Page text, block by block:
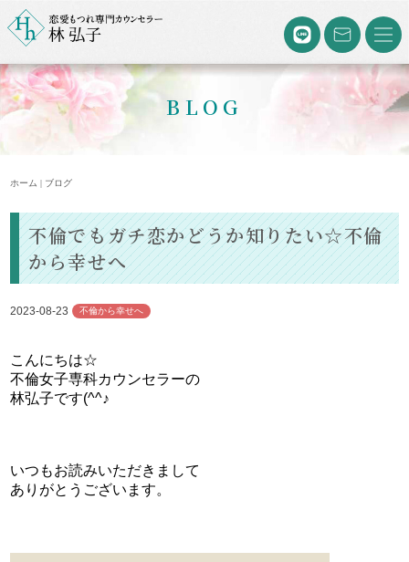
BLOG
ホーム | ブログ
不倫でもガチ恋かどうか知りたい☆不倫
から幸せへ
2023-08-23 不倫から幸せへ
こんにちは☆
不倫女子専科カウンセラーの
林弘子です(^^♪
いつもお読みいただきまして
ありがとうございます。